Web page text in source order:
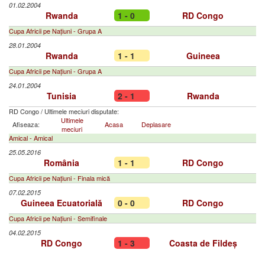
01.02.2004
Rwanda 1 - 0 RD Congo
Cupa Africii pe Națiuni - Grupa A
28.01.2004
Rwanda 1 - 1 Guineea
Cupa Africii pe Națiuni - Grupa A
24.01.2004
Tunisia 2 - 1 Rwanda
RD Congo/ Ultimele meciuri disputate:
Afiseaza:
Ultimele
meciuri
Acasa
Deplasare
Amical - Amical
25.05.2016
România 1 - 1 RD Congo
Cupa Africii pe Națiuni - Finala mică
07.02.2015
Guineea Ecuatorială 0 - 0 RD Congo
Cupa Africii pe Națiuni - Semifinale
04.02.2015
RD Congo 1 - 3 Coasta de Fildeș